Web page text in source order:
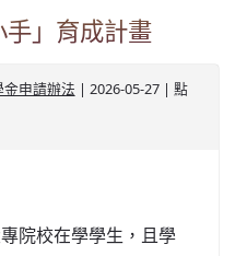
3支優勝
耀桃園
手」育成計畫
金申請辦法 | 2026-05-27 | 點
院校在學學生，且學